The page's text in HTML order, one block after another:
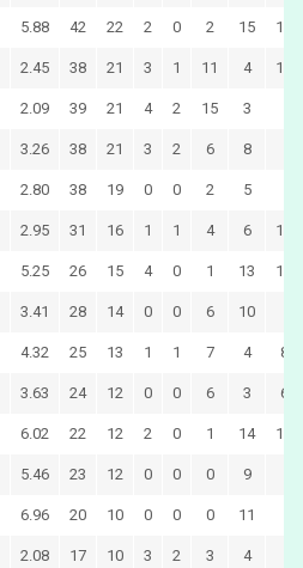
5.88 42 22 2 0 2 15
2.45 38 21 3 1 11 4
2.09 39 21 4 2 15 3
3.26 38 21 3 2 6 8
2.80 38 19 0 0 2 5
2.95 31 16 1 1 4 6
5.25 26 15 4 0 1 13
3.41 28 14 0 0 6 10
4.32 25 13 1 1 7 4 83
3.63 24 12 0 0 6 3 69
6.02 22 12 2 0 1 14
5.46 23 12 0 0 0 9
6.96 20 10 0 0 0 11
2.08 17 10 3 2 3 4